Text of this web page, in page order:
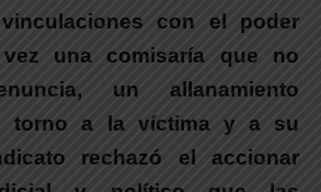
con el poder
una comisaría que no
un allanamiento
torno a la víctima y a su
rechazó el accionar